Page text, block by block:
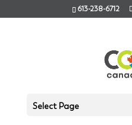
613-238-6712
Select Page